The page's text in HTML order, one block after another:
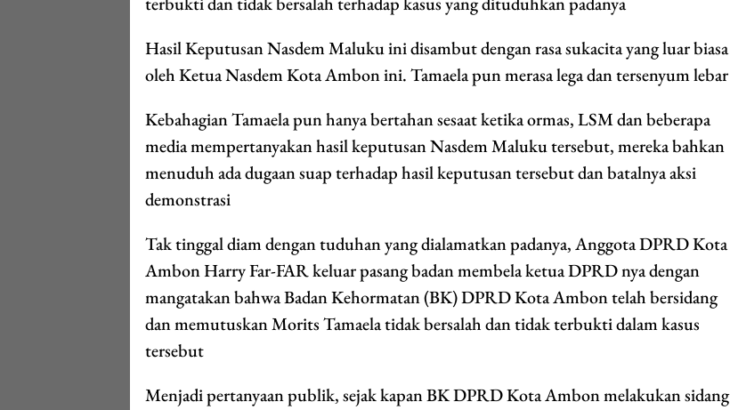
Hasil Keputusan Nasdem Maluku ini disambut dengan rasa sukacita yang luar biasa
oleh Ketua Nasdem Kota Ambon ini. Tamaela pun merasa lega dan tersenyum lebar
Kebahagian Tamaela pun hanya bertahan sesaat ketika ormas, LSM dan beberapa
media mempertanyakan hasil keputusan Nasdem Maluku tersebut, mereka bahkan
menuduh ada dugaan suap terhadap hasil keputusan tersebut dan batalnya aksi
demonstrasi
Tak tinggal diam dengan tuduhan yang dialamatkan padanya, Anggota DPRD Kota
Ambon Harry Far-FAR keluar pasang badan membela ketua DPRD nya dengan
mangatakan bahwa Badan Kehormatan (BK) DPRD Kota Ambon telah bersidang
dan memutuskan Morits Tamaela tidak bersalah dan tidak terbukti dalam kasus
tersebut
Menjadi pertanyaan publik, sejak kapan BK DPRD Kota Ambon melakukan sidang